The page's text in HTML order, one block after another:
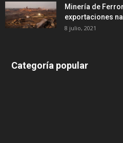
Minería de
exportaciones
8 julio, 2021
Categoría popular